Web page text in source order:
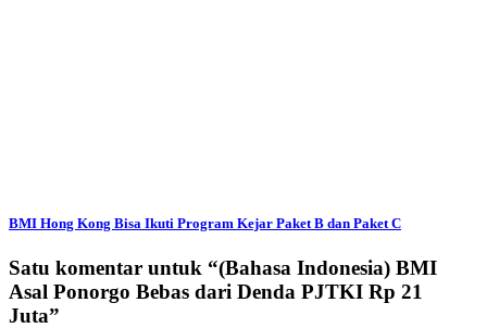
BMI Hong Kong Bisa Ikuti Program Kejar Paket B dan Paket C
Satu komentar untuk “(Bahasa Indonesia) BMI
Asal Ponorgo Bebas dari Denda PJTKI Rp 21
Juta”